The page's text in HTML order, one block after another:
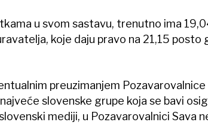
u svom sastavu, trenutno ima
koje daju pravo na 21,15 posto
preuzimanjem Pozavarovalnice
slovenske grupe koja se bavi
mediji, u Pozavarovalnici Sava